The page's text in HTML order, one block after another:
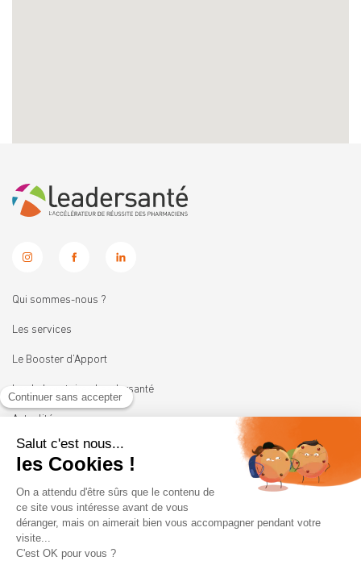
Qui sommes-nous ?
Les services
Le Booster d’Apport
Les Laboratoires Leadersanté
Actualités
Nous rejoindre
92100 BOULOGNE-BILLANCOURT
01 41 05 45 62
contact@leadersante.fr